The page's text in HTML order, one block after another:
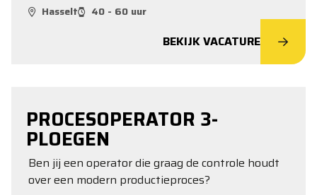
Hasselt 40 - 60 uur
BEKIJK VACATURE
PROCESOPERATOR 3-
PLOEGEN
Ben jij een operator die graag de controle houdt
over een modern productieproces?